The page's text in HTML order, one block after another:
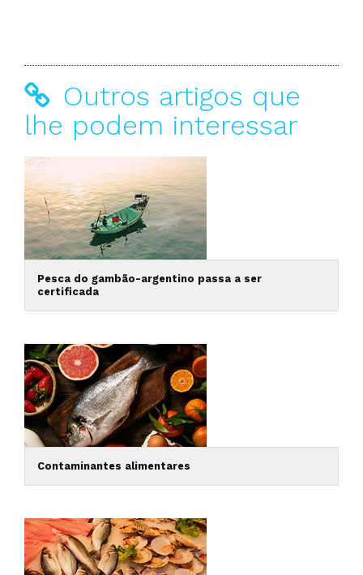
Outros artigos que
lhe podem interessar
Pesca do gambão-argentino passa a ser
certificada
Contaminantes alimentares